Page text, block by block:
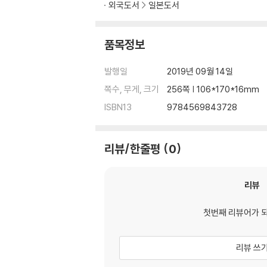
외국도서
일본도서
품목정보
발행일
2019년 09월 14일
쪽수, 무게, 크기
256쪽 | 106*170*16mm
ISBN13
9784569843728
리뷰/한줄평 0
리뷰
첫번째 리뷰어가
리뷰 쓰기